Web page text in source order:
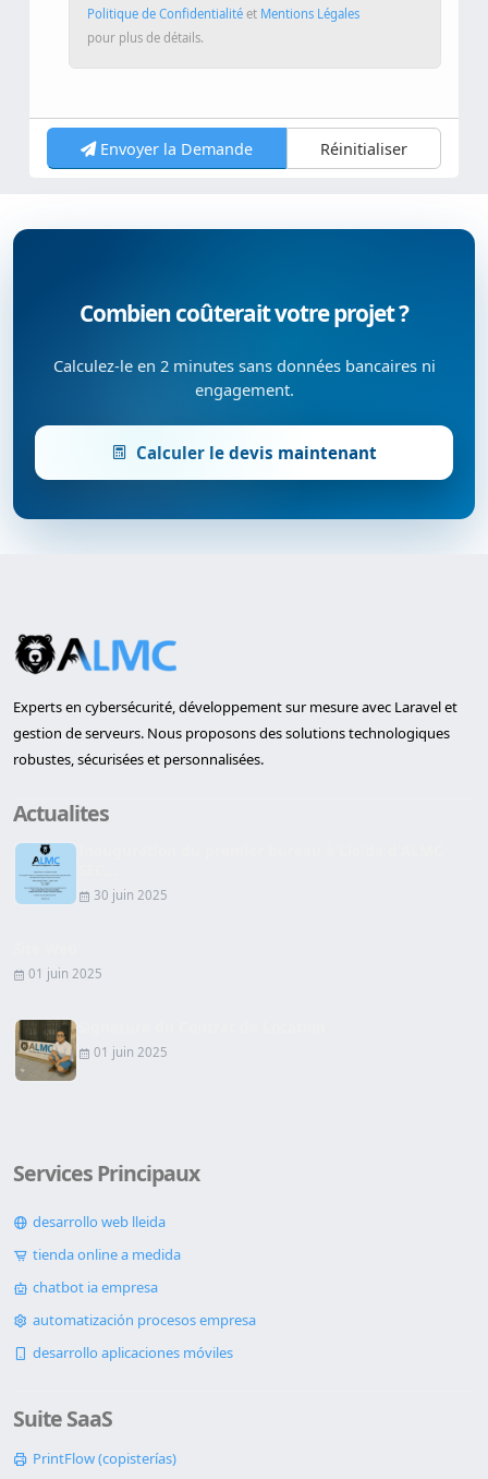
Politique de Confidentialitéet Mentions Légales
pour plus de détails.
Envoyer la Demande Réinitialiser
Combien coûterait votre projet ?
Calculez-le en 2 minutes sans données bancaires ni
engagement.
Calculer le devis maintenant
Experts en cybersécurité, développement sur mesure avec Laravel et
gestion de serveurs. Nous proposons des solutions technologiques
robustes, sécurisées et personnalisées.
Actualites
30 juin 2025
01 juin 2025
01 juin 2025
Services Principaux
desarrollo web lleida
tienda online a medida
chatbot ia empresa
automatización procesos empresa
desarrollo aplicaciones móviles
Suite SaaS
PrintFlow (copisterías)